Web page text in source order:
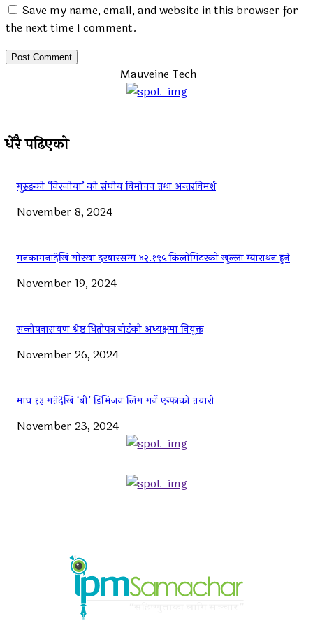
Save my name, email, and website in this browser for
the next time I comment.
- Mauveine Tech-
धेरै पढिएको
गुरुङको ‘निरजोया’ को संघीय विमोचन तथा अन्तरविमर्श
November 8, 2024
मनकामनादेखि गोरखा दरबारसम्म ४२.१९५ किलोमिटरको खुल्ला म्याराथन हुने
November 19, 2024
सन्तोषनारायण श्रेष्ठ धितोपत्र बोर्डको अध्यक्षमा नियुक्त
November 26, 2024
माघ १३ गतेदेखि ‘बी’ डिभिजन लिग गर्ने एन्फाको तयारी
November 23, 2024